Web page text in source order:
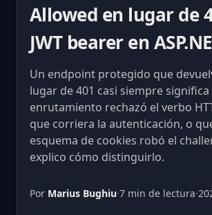
Allowed en lugar de
JWT bearer en
Un endpoint protegido que
lugar de 401 casi siempre significa
enrutamiento rechazó el verbo
que corriera la autenticación, o
esquema de cookies robó el
explico cómo distinguirlo.
Por Marius Bughiu·7 min de lectura·